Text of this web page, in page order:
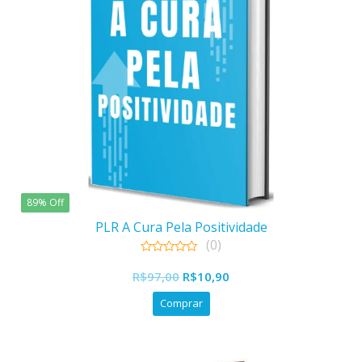
89% Off
PLR A Cura Pela Positividade
out
of
(0)
R$97,00 O
preço
original
R$10,90
Comprar